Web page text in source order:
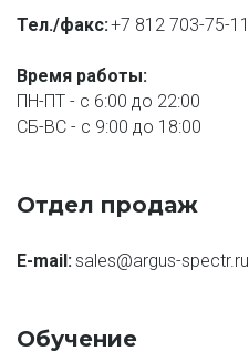
Тел./факс:+7 812 703-75-11
Время работы:
ПН-ПТ - с 6:00 до 22:00
СБ-ВС - с 9:00 до 18:00
Отдел продаж
E-mail: sales@argus-spectr.ru
Обучение